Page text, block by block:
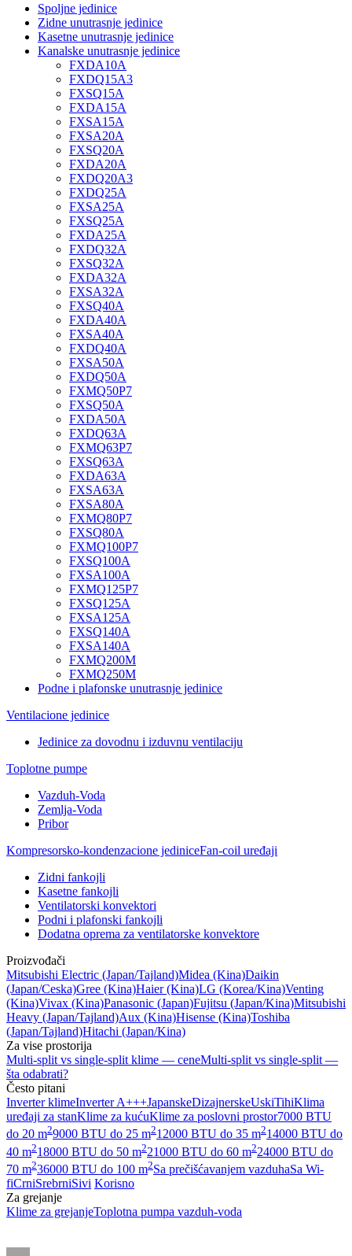
Spoljne jedinice
Zidne unutrasnje jedinice
Kasetne unutrasnje jedinice
Kanalske unutrasnje jedinice
FXDA10A
FXDQ15A3
FXSQ15A
FXDA15A
FXSA15A
FXSA20A
FXSQ20A
FXDA20A
FXDQ20A3
FXDQ25A
FXSA25A
FXSQ25A
FXDA25A
FXDQ32A
FXSQ32A
FXDA32A
FXSA32A
FXSQ40A
FXDA40A
FXSA40A
FXDQ40A
FXSA50A
FXDQ50A
FXMQ50P7
FXSQ50A
FXDA50A
FXDQ63A
FXMQ63P7
FXSQ63A
FXDA63A
FXSA63A
FXSA80A
FXMQ80P7
FXSQ80A
FXMQ100P7
FXSQ100A
FXSA100A
FXMQ125P7
FXSQ125A
FXSA125A
FXSQ140A
FXSA140A
FXMQ200M
FXMQ250M
Podne i plafonske unutrasnje jedinice
Ventilacione jedinice
Jedinice za dovodnu i izduvnu ventilaciju
Toplotne pumpe
Vazduh-Voda
Zemlja-Voda
Pribor
Kompresorsko-kondenzacione jediniceFan-coil uređaji
Zidni fankojli
Kasetne fankojli
Ventilatorski konvektori
Podni i plafonski fankojli
Dodatna oprema za ventilatorske konvektore
Proizvođači
Mitsubishi Electric (Japan/Tajland)Midea (Kina)Daikin
(Japan/Ceska)Gree (Kina)Haier (Kina)LG (Korea/Kina)Venting
(Kina)Vivax (Kina)Panasonic (Japan)Fujitsu (Japan/Kina)Mitsubishi
Heavy (Japan/Tajland)Aux (Kina)Hisense (Kina)Toshiba
(Japan/Tajland)Hitachi (Japan/Kina)
Za vise prostorija
Multi-split vs single-split klime — ceneMulti-split vs single-split —
šta odabrati?
Često pitani
Inverter klimeInverter A+++JapanskeDizajnerskeUskiTihiKlima
uređaji za stanKlime za kućuKlime za poslovni prostor7000 BTU
do 20 m29000 BTU do 25 m212000 BTU do 35 m214000 BTU do
40 m218000 BTU do 50 m221000 BTU do 60 m224000 BTU do
70 m236000 BTU do 100 m2Sa prečišćavanjem vazduhaSa Wi-
fiCrniSrebrniSivi Korisno
Za grejanje
Klime za grejanjeToplotna pumpa vazduh-voda